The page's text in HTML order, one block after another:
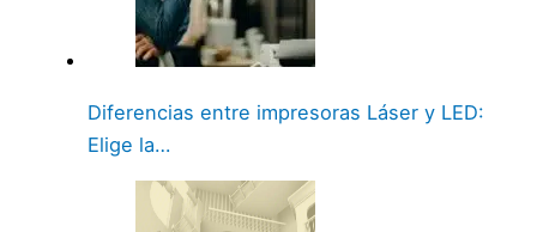
Diferencias entre impresoras Láser y LED:
Elige la…